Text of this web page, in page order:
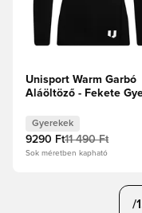
Unisport Warm Garbó
Aláöltöző - Fekete
Gyerekek
9290 Ft11 490 Ft
Sok méretben kapható
/